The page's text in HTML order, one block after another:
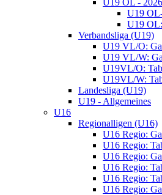
U19 OL - 2026
U19
U19
Verbandsliga (U19)
U19 VL/O:
U19 VL/W:
U19VL/O:
U19VL/W:
Landesliga (U19)
U19 - Allgemeines
U16
Regionalligen (U16)
U16 Regio:
U16 Regio:
U16 Regio:
U16 Regio:
U16 Regio:
U16 Regio: